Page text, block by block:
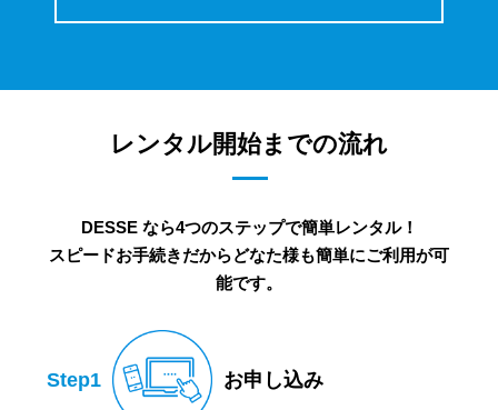
レンタル開始までの流れ
DESSE なら4つのステップで簡単レンタル！
スピードお手続きだからどなた様も簡単にご利用が可
能です。
Step1 お申し込み